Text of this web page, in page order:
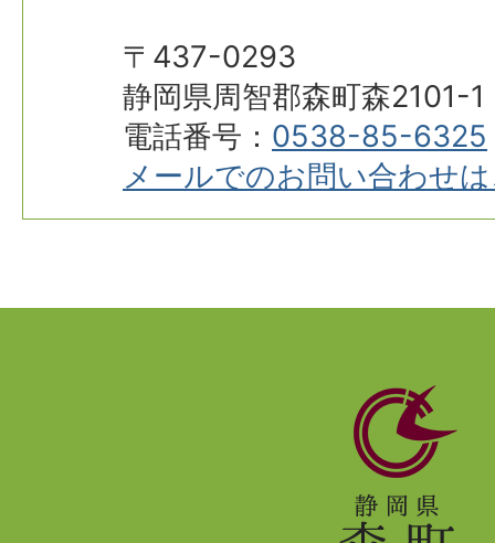
〒437-0293
静岡県周智郡森町森2101-1
電話番号： 0538-85-6325
メールでのお問い合わせ
静
岡
県
森